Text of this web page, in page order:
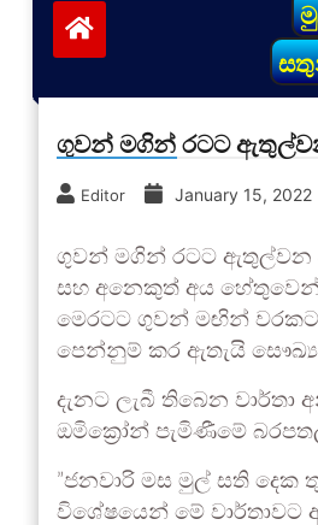
ගුවන් මගින් රටට
Editor January 15, 2022
ගුවන් මගින් රටට ඇතුල්වන
සහ අනෙකුත් අය හේතුවෙන්
මෙරටට ගුවන් මඟින් වරකට
පෙන්නුම් කර ඇතැයි සෞඛ්‍ය
දැනට ලැබී තිබෙන
ඔමික්‍රෝන් පැමිණීමේ
”ජනවාරි මස මුල් සති දෙක
විශේෂයෙන් මේ